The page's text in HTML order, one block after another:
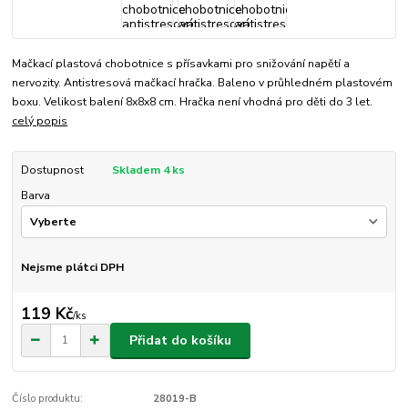
Mačkací plastová chobotnice s přísavkami pro snižování napětí a
nervozity. Antistresová mačkací hračka. Baleno v průhledném plastovém
boxu. Velikost balení 8x8x8 cm. Hračka není vhodná pro děti do 3 let.
celý popis
Dostupnost
Skladem 4 ks
Barva
Nejsme plátci DPH
119 Kč/ks
Přidat do košíku
Číslo produktu: 28019-B